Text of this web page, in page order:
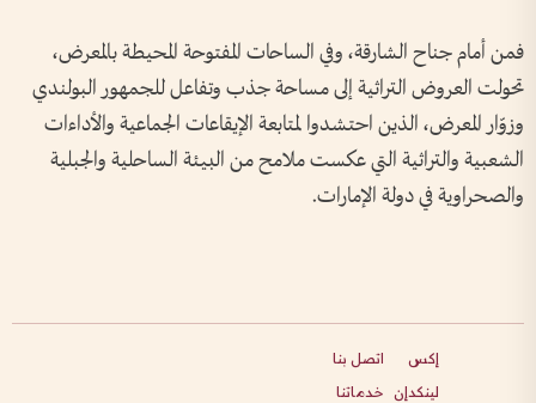
فمن أمام جناح الشارقة، وفي الساحات المفتوحة المحيطة بالمعرض،
تحولت العروض التراثية إلى مساحة جذب وتفاعل للجمهور البولندي
وزوّار المعرض، الذين احتشدوا لمتابعة الإيقاعات الجماعية والأداءات
الشعبية والتراثية التي عكست ملامح من البيئة الساحلية والجبلية
والصحراوية في دولة الإمارات.
إكس
لينكدإن
اتصل بنا
خدماتنا